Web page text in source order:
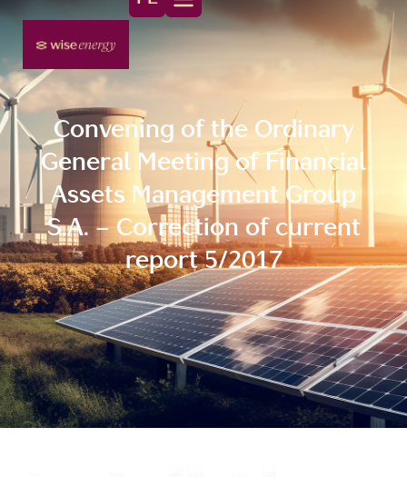
Convening of the Ordinary
General Meeting of Financial
Assets Management Group
S.A. – Correction of current
report 5/2017